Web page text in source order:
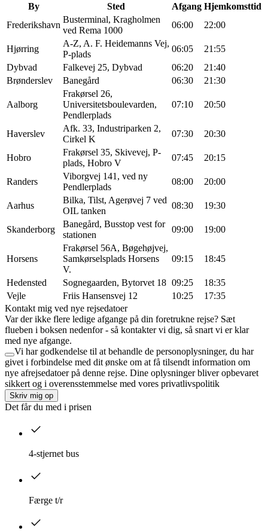
By
Sted Afgang Hjemkomsttid
Frederikshavn
Busterminal, Kragholmen
ved Rema 1000
06:00 22:00
Hjørring
A-Z, A. F. Heidemanns Vej,
P-plads
06:05
21:55
Dybvad
Falkevej 25, Dybvad 06:20
21:40
Brønderslev
Banegård 06:30 21:30
Aalborg
Frakørsel 26,
Universitetsboulevarden,
Pendlerplads
07:10 20:50
Haverslev
Afk. 33, Industriparken 2,
Cirkel K
07:30 20:30
Hobro
Frakørsel 35, Skivevej, P-
plads, Hobro V
07:45 20:15
Randers
Viborgvej 141, ved ny
Pendlerplads
08:00 20:00
Aarhus
Bilka, Tilst, Agerøvej 7 ved
OIL tanken
08:30 19:30
Skanderborg
Banegård, Busstop vest for
stationen
09:00 19:00
Horsens
Frakørsel 56A, Bøgehøjvej,
Samkørselsplads Horsens
V.
09:15 18:45
Hedensted Sognegaarden, Bytorvet 18 09:25
18:35
Vejle
Friis Hansensvej 12 10:25
17:35
Kontakt mig ved nye rejsedatoer
Var der ikke flere ledige afgange på din foretrukne rejse? Sæt
flueben i boksen nedenfor - så kontakter vi dig, så snart vi er klar
med nye afgange.
Vi har godkendelse til at behandle de personoplysninger, du har
givet i forbindelse med dit ønske om at få tilsendt information om
nye afrejsedatoer på denne rejse. Dine oplysninger bliver opbevaret
sikkert og i overensstemmelse med vores privatlivspolitik
Skriv mig op
Det får du med i prisen
4-stjernet bus
Færge t/r